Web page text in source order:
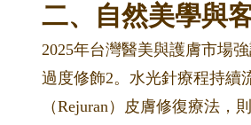
二、自然美學與
2025年台灣醫美與護膚市場
過度修飾2。水光針療程持續
（Rejuran）皮膚修復療法